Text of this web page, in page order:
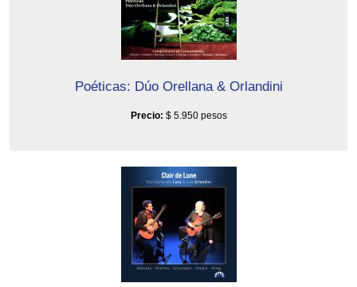
Poéticas: Dúo Orellana & Orlandini
Precio: $ 5.950 pesos